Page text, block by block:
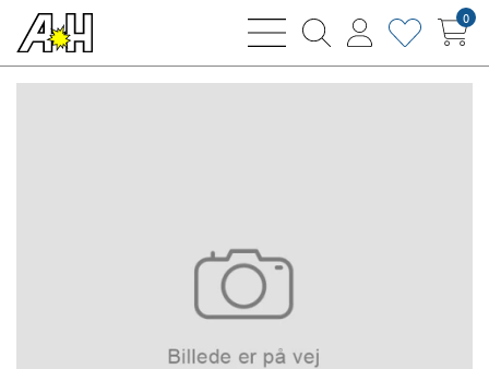
bars
thin
magnifying
thin
user
heart0